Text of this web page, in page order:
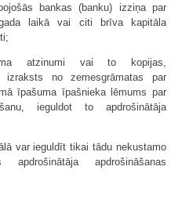
bankas (banku) izziņa par
laikā vai citi brīva kapitāla
atzinumi vai to kopijas,
no zemesgrāmatas par
īpašuma īpašnieka lēmums par
ieguldot to apdrošinātāja
var ieguldīt tikai tādu nekustamo
apdrošināšanas